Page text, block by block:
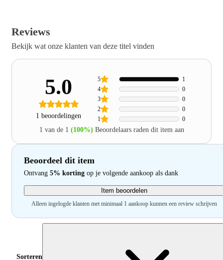
Reviews
Bekijk wat onze klanten van deze titel vinden
5.0
1 beoordelingen 1 0
2 0
3 0
4 0
5 1
1 van de 1 (100%) Beoordelaars raden dit item aan
Beoordeel dit item
Ontvang 5% korting op je volgende aankoop als dank
Item beoordelen
Alleen ingelogde klanten met minimaal 1 aankoop kunnen een review schrijven
Sorteren